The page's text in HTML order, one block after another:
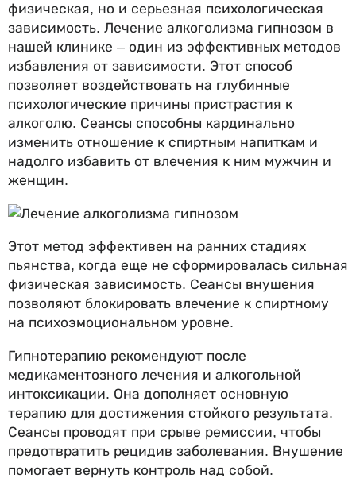
физическая, но и серьезная психологическая
зависимость. Лечение алкоголизма гипнозом в
нашей клинике – один из эффективных методов
избавления от зависимости. Этот способ
позволяет воздействовать на глубинные
психологические причины пристрастия к
алкоголю. Сеансы способны кардинально
изменить отношение к спиртным напиткам и
надолго избавить от влечения к ним мужчин и
женщин.
Этот метод эффективен на ранних стадиях
пьянства, когда еще не сформировалась сильная
физическая зависимость. Сеансы внушения
позволяют блокировать влечение к спиртному
на психоэмоциональном уровне.
Гипнотерапию рекомендуют после
медикаментозного лечения и алкогольной
интоксикации. Она дополняет основную
терапию для достижения стойкого результата.
Сеансы проводят при срыве ремиссии, чтобы
предотвратить рецидив заболевания. Внушение
помогает вернуть контроль над собой.